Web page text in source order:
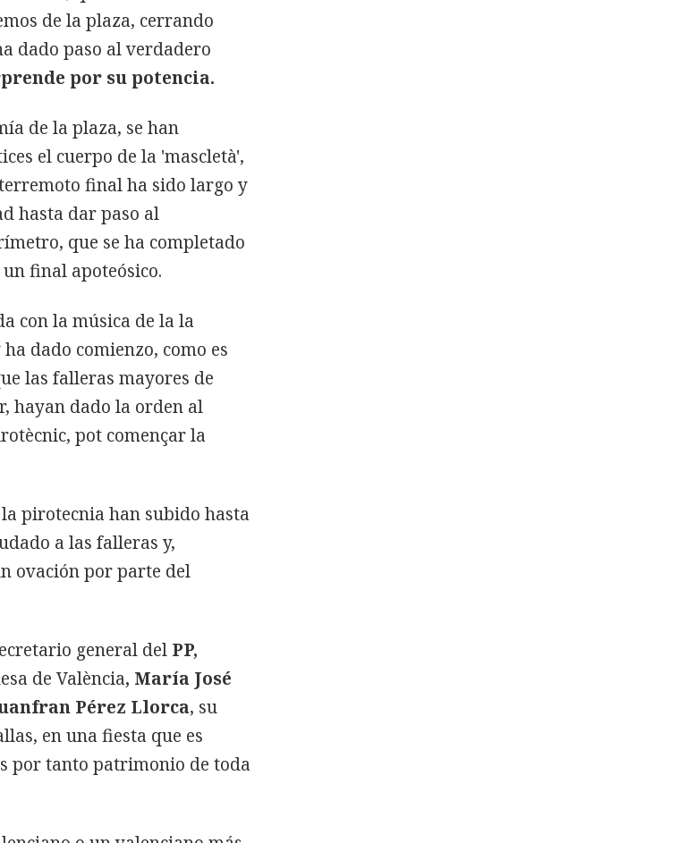
de la plaza, cerrando
dado paso al verdadero
por su potencia.
de la plaza, se han
el cuerpo de la 'mascletà',
final ha sido largo y
hasta dar paso al
que se ha completado
final apoteósico.
con la música de la la
dado comienzo, como es
las falleras mayores de
hayan dado la orden al
pot començar la
pirotecnia han subido hasta
a las falleras y,
ovación por parte del
general del PP,
de València, María José
Pérez Llorca, su
en una fiesta que es
por tanto patrimonio de toda